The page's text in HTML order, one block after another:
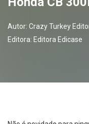
Autor: Crazy Turkey
Editora: Editora Edicase